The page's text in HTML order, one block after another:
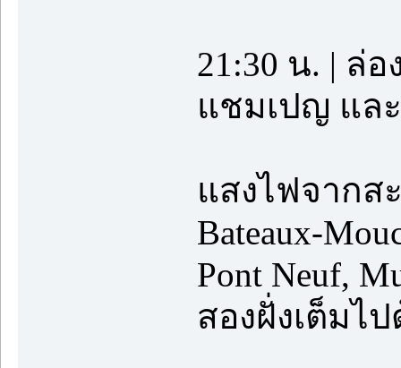
21:30 น. | ล่
แชมเปญ แล
แสงไฟจากส
Bateaux-
Pont Neuf,
สองฝั่งเต็มไ